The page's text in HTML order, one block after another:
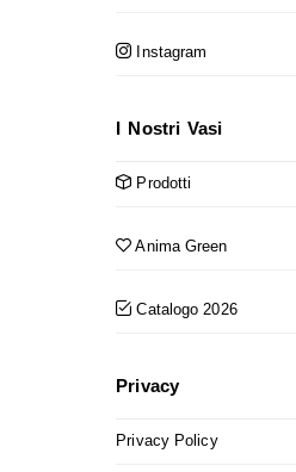
Instagram
I Nostri Vasi
Prodotti
Anima Green
Catalogo 2026
Privacy
Privacy Policy